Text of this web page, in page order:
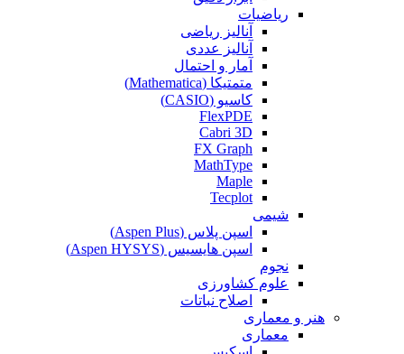
ریاضیات
آنالیز ریاضی
آنالیز عددی
آمار و احتمال
متمتیکا (Mathematica)
کاسیو (CASIO)
FlexPDE
Cabri 3D
FX Graph
MathType
Maple
Tecplot
شیمی
اسپن پلاس (Aspen Plus)
اسپن هایسیس (Aspen HYSYS)
نجوم
علوم کشاورزی
اصلاح نباتات
هنر و معماری
معماری